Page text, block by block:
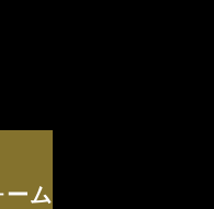
ーム